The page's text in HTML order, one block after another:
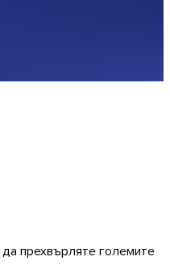
прехвърляте големите